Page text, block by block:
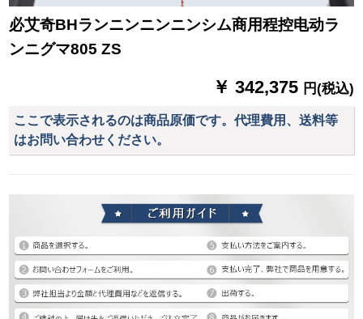
必艾奇BHランニンニンニンシム商用程控电动ラ
ンニグマ805 ZS
￥ 342,375 円(税込)
ここで表示されるのは商品原価です。代理費用、送料等
はお問い合わせください。